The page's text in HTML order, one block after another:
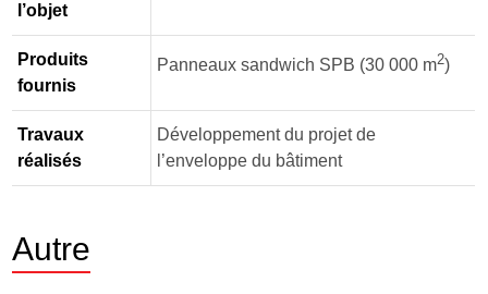
l’objet
Produits
fournis
Panneaux sandwich SPB (30 000 m2)
Travaux
réalisés
Développement du projet de
l’enveloppe du bâtiment
Autre